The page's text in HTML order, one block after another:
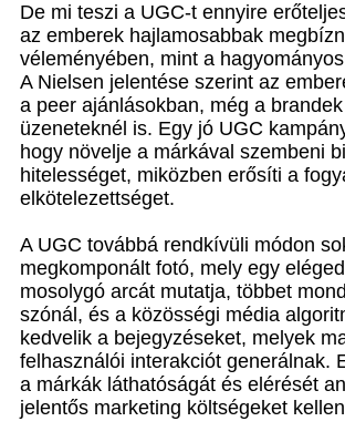
De mi teszi a UGC-t ennyire
az emberek hajlamosabbak
véleményében, mint a
A Nielsen jelentése szerint az
a peer ajánlásokban, még a
üzeneteknél is. Egy jó UGC
hogy növelje a márkával szembeni
hitelességet, miközben erősíti a
elkötelezettséget.
A UGC továbbá rendkívüli módon
megkomponált fotó, mely egy
mosolygó arcát mutatja, többet
szónál, és a közösségi média
kedvelik a bejegyzéseket, melyek
felhasználói interakciót generálnak.
a márkák láthatóságát és elérését
jelentős marketing költségeket